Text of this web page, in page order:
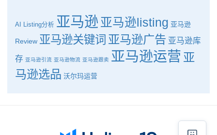
AI Listing分析 亚马逊 亚马逊listing 亚马逊
Review 亚马逊关键词 亚马逊广告 亚马逊库
存 亚马逊引流 亚马逊物流 亚马逊跟卖 亚马逊运营 亚
马逊选品 沃尔玛运营